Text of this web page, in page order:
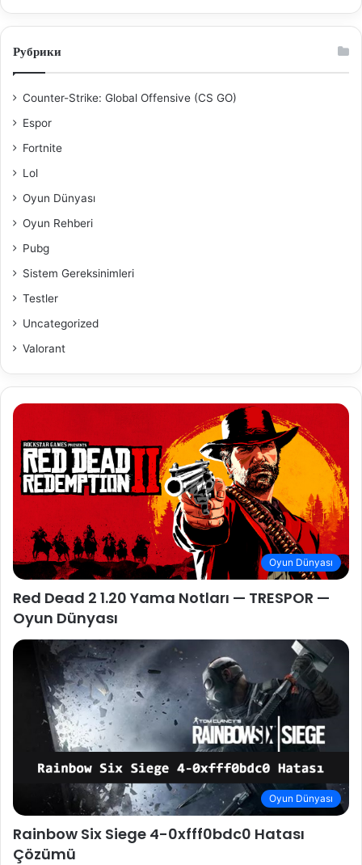
Рубрики
Counter-Strike: Global Offensive (CS GO)
Espor
Fortnite
Lol
Oyun Dünyası
Oyun Rehberi
Pubg
Sistem Gereksinimleri
Testler
Uncategorized
Valorant
Oyun Dünyası
Red Dead 2 1.20 Yama Notları — TRESPOR —
Oyun Dünyası
Oyun Dünyası
Rainbow Six Siege 4-0xfff0bdc0 Hatası
Çözümü